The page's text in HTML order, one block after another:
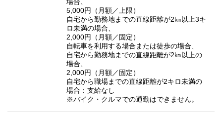
5,000円（月額／上限）
自宅から勤務地までの直線距離が2㎞以上3キ
ロ未満の場合、
2,000円（月額／固定）
自転車を利用する場合または徒歩の場合、
自宅から勤務地までの直線距離が2㎞以上の
場合、
2,000円（月額／固定）
自宅から職場までの直線距離が2キロ未満の
場合：支給なし
※バイク・クルマでの通勤はできません。